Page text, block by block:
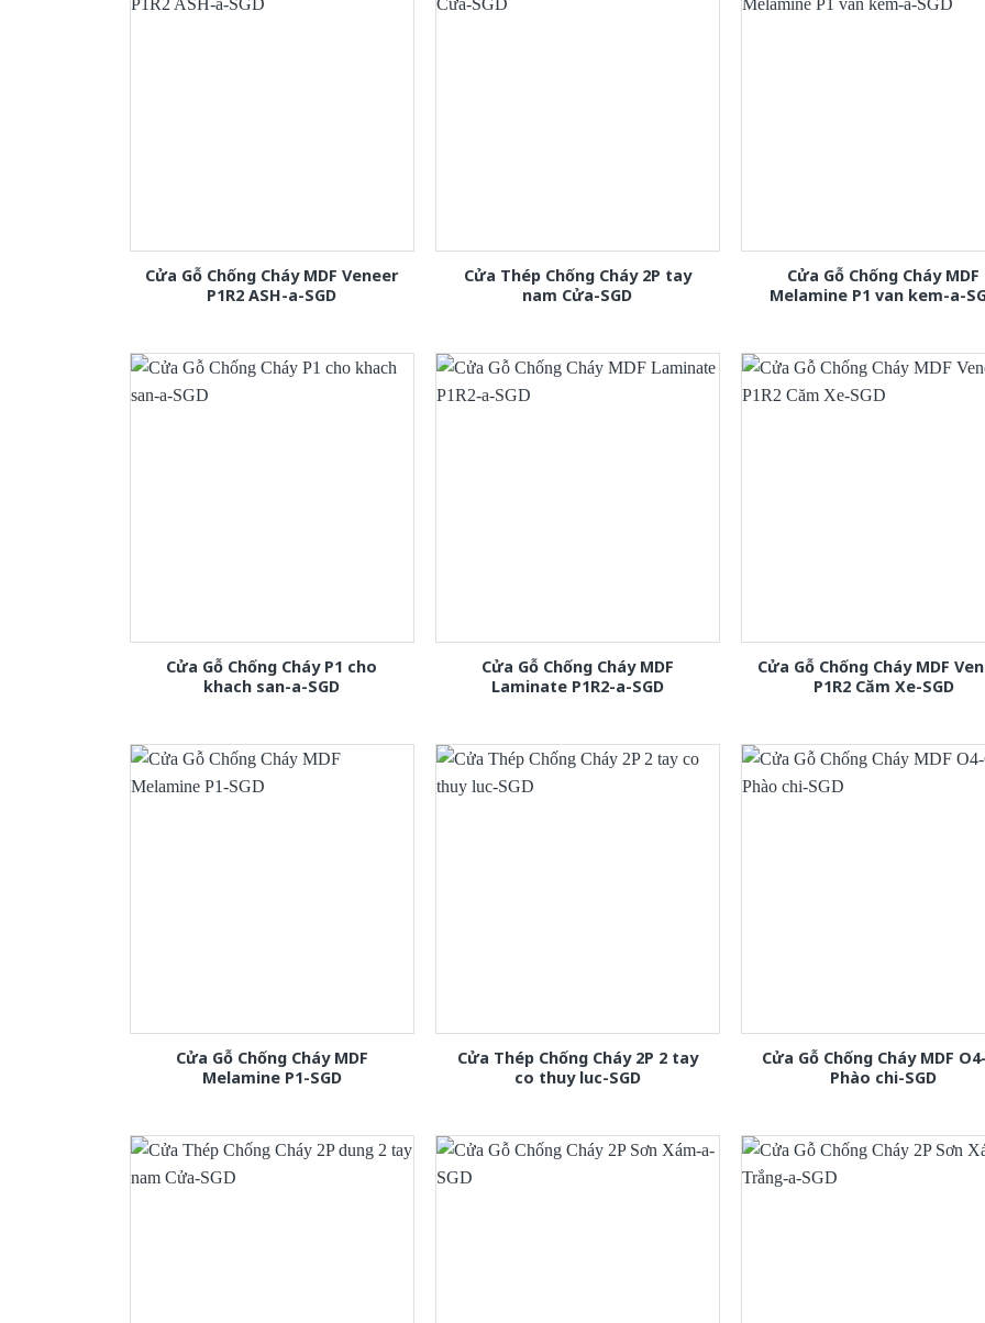
Cửa Gỗ Chống Cháy MDF Veneer
P1R2 ASH-a-SGD
Cửa Thép Chống Cháy 2P tay
nam Cửa-SGD
Cửa Gỗ Chống Cháy MDF
Melamine P1 van kem-a-
Cửa Gỗ Chống Cháy P1 cho
khach san-a-SGD
Cửa Gỗ Chống Cháy MDF
Laminate P1R2-a-SGD
Cửa Gỗ Chống Cháy MDF
P1R2 Căm Xe-SGD
Cửa Gỗ Chống Cháy MDF
Melamine P1-SGD
Cửa Thép Chống Cháy 2P 2 tay
co thuy luc-SGD
Cửa Gỗ Chống Cháy MDF
Phào chi-SGD